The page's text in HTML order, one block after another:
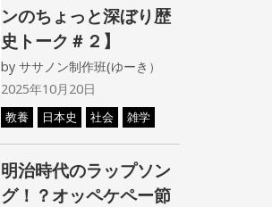
ンのちょっと深ぼり歴
史トーク＃２】
by ササノン制作班(ゆーき）
2025年10月20日
教養 日本史 社会 雑学
明治時代のラップソン
グ！？オッペケペー節